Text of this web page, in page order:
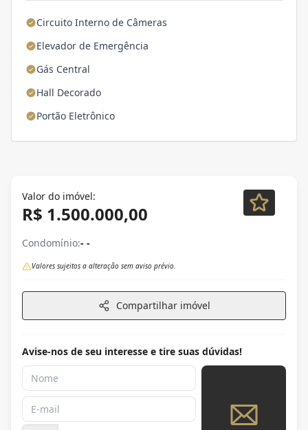
Circuito Interno de Câmeras
Elevador de Emergência
Gás Central
Hall Decorado
Portão Eletrônico
Valor do imóvel:
R$ 1.500.000,00
Condomínio:- -
Valores sujeitos a alteração sem aviso prévio.
Compartilhar imóvel
Avise-nos de seu interesse e tire suas dúvidas!